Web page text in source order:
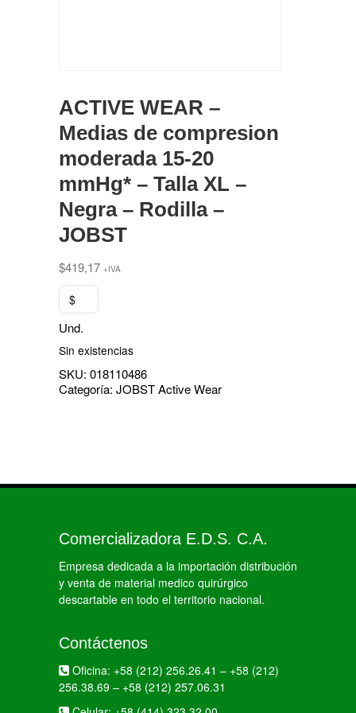
ACTIVE WEAR –
Medias de compresion
moderada 15-20
mmHg* – Talla XL –
Negra – Rodilla –
JOBST
$419,17 +IVA
$
Und.
Sin existencias
SKU: 018110486
Categoría: JOBST Active Wear
Comercializadora E.D.S. C.A.
Empresa dedicada a la importación distribución
y venta de material medico quirúrgico
descartable en todo el territorio nacional.
Contáctenos
Oficina: +58 (212) 256.26.41 – +58 (212)
256.38.69 – +58 (212) 257.06.31